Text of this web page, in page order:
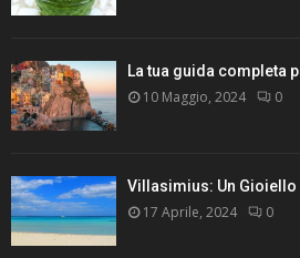
La tua guida completa
10 Maggio, 2024 0
Villasimius: Un Gioiello
17 Aprile, 2024 0